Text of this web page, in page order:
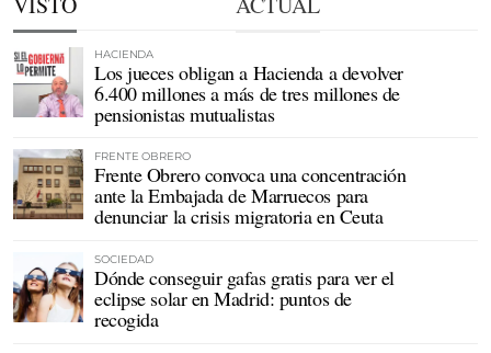
HACIENDA
Los jueces obligan a Hacienda a devolver
6.400 millones a más de tres millones de
pensionistas mutualistas
FRENTE OBRERO
Frente Obrero convoca una concentración
ante la Embajada de Marruecos para
denunciar la crisis migratoria en Ceuta
SOCIEDAD
Dónde conseguir gafas gratis para ver el
eclipse solar en Madrid: puntos de
recogida